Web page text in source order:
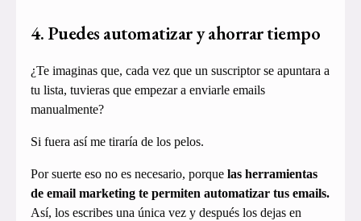
4. Puedes automatizar y ahorrar tiempo
¿Te imaginas que, cada vez que un suscriptor se apuntara a
tu lista, tuvieras que empezar a enviarle emails
manualmente?
Si fuera así me tiraría de los pelos.
Por suerte eso no es necesario, porque las herramientas
de email marketing te permiten automatizar tus emails.
Así, los escribes una única vez y después los dejas en